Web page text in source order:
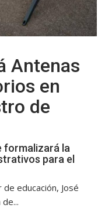
Antenas
en
de
formalizará la
para el
educación, José